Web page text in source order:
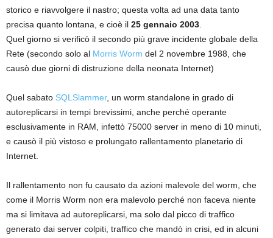
storico e riavvolgere il nastro; questa volta ad una data tanto
precisa quanto lontana, e cioè il 25 gennaio 2003
Quel giorno si verificò il secondo più grave incidente globale della
Rete (secondo solo al Morris Worm del 2 novembre 1988, che
causò due giorni di distruzione della neonata Internet)
Quel sabato SQLSlammer, un worm standalone in grado di
autoreplicarsi in tempi brevissimi, anche perché operante
esclusivamente in RAM, infettò 75000 server in meno di 10 minuti,
e causò il più vistoso e prolungato rallentamento planetario di
Internet.
Il rallentamento non fu causato da azioni malevole del worm, che
come il Morris Worm non era malevolo perché non faceva niente
ma si limitava ad autoreplicarsi, ma solo dal picco di traffico
generato dai server colpiti, traffico che mandò in crisi, ed in alcuni